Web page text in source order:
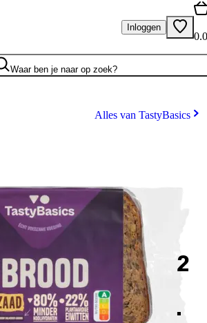
Inloggen
Waar ben je naar op zoek?
Alles van TastyBasics
2
.